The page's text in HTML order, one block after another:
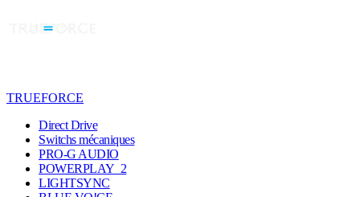
TRUEFORCE
Direct Drive
Switchs mécaniques
PRO-G AUDIO
POWERPLAY 2
LIGHTSYNC